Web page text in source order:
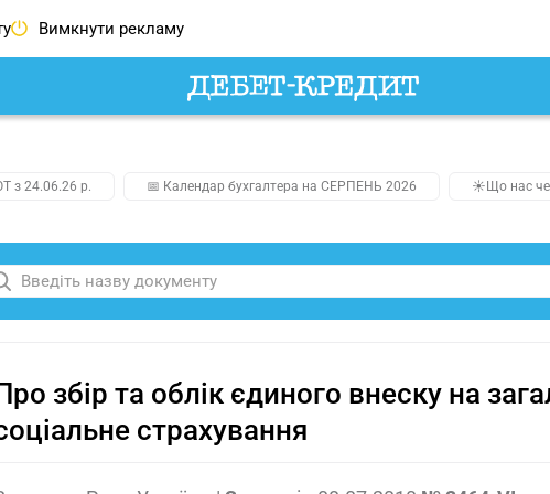
Вимкнути рекламу
з 24.06.26 р. 📅 Календар бухгалтера на СЕРПЕНЬ 2026 ☀️Що нас
збір та облік єдиного внеску на
страхування